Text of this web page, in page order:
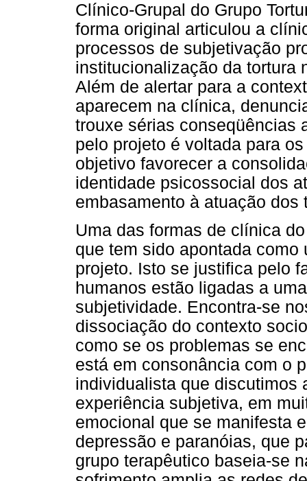
Clínico-Grupal do Grupo
forma original articulou a
processos de subjetivação
institucionalização da tortura
Além de alertar para a
aparecem na clínica,
trouxe sérias conseqüências
pelo projeto é voltada para
objetivo favorecer a
identidade psicossocial dos
embasamento à atuação
Uma das formas de clínica
que tem sido apontada
projeto. Isto se justifica pelo
humanos estão ligadas a
subjetividade. Encontra-se
dissociação do contexto
como se os problemas se
está em consonância com o
individualista que discutimos
experiência subjetiva, em
emocional que se manifesta
depressão e paranóias, que
grupo terapêutico baseia-se